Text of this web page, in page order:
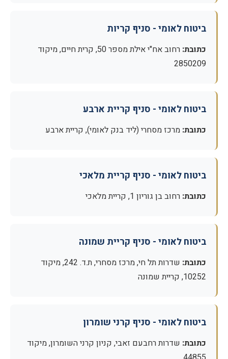
ביטוח לאומי - סניף קריות
כתובת:
רחוב אח"י אילת מספר 50, קרית חיים, מיקוד
2850209
ביטוח לאומי - סניף קריית ארבע
כתובת: מרכז מסחרי (ליד בנק לאומי), קריית ארבע
ביטוח לאומי - סניף קריית מלאכי
כתובת: רחוב בן גוריון 1, קריית מלאכי
ביטוח לאומי - סניף קריית שמונה
כתובת:
שדרות תל חי, מרכז מסחרי, ת.ד. 242, מיקוד
10252, קריית שמונה
ביטוח לאומי - סניף קרני שומרון
כתובת: שדרות רחבעם זאבי, קניון קרני השומרון, מיקוד